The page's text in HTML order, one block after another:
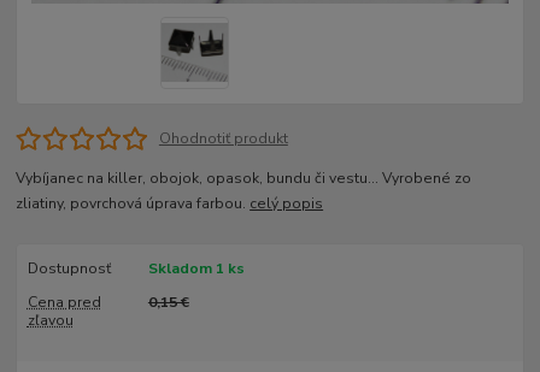
Ohodnotiť produkt
Vybíjanec na killer, obojok, opasok, bundu či vestu... Vyrobené zo
zliatiny, povrchová úprava farbou. celý popis
Dostupnosť
Skladom 1 ks
Cena pred
zľavou
0,15 €